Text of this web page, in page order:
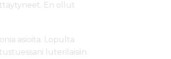
En ollut
asioita. Lopulta
luterilaisiin